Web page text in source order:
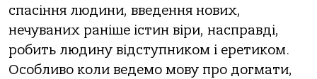
спасіння людини, введення нових,
нечуваних раніше істин віри, насправді,
робить людину відступником і еретиком.
Особливо коли ведемо мову про догмати,